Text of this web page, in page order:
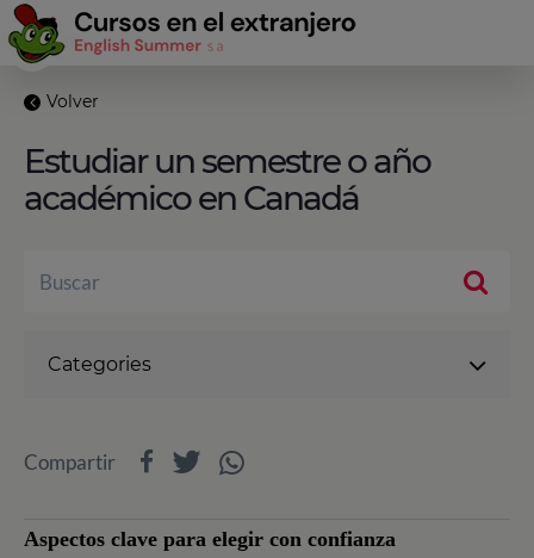
Volver
Estudiar un semestre o año
académico en Canadá
Aspectos clave para elegir con confianza
Categories
Compartir